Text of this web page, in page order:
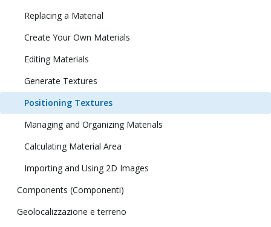
Replacing a Material
Create Your Own Materials
Editing Materials
Generate Textures
Positioning Textures
Managing and Organizing Materials
Calculating Material Area
Importing and Using 2D Images
Components (Componenti)
Geolocalizzazione e terreno